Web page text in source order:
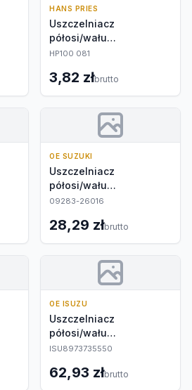
HANS PRIES
Uszczelniacz
półosi/wału
napędowego
HP100 081
3,82 złbrutto
OE SUZUKI
Uszczelniacz
półosi/wału
napędowego
09283-26016
28,29 złbrutto
OE ISUZU
Uszczelniacz
półosi/wału
napędowego
ISU8973735550
62,93 złbrutto